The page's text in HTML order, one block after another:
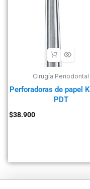
Cirugía Periodontal
Perforadoras de papel
PDT
$38.900